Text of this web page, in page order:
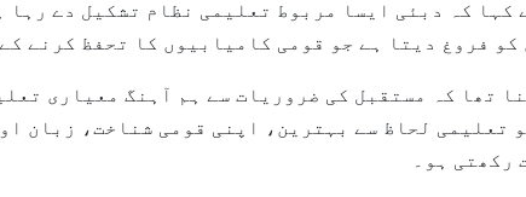
کہا کہ دبئی ایسا مربوط تعلیمی نظام تشکیل دے
کو فروغ دیتا ہے جو قومی کامیابیوں کا تحفظ کرنے
تھا کہ مستقبل کی ضروریات سے ہم آہنگ معیاری
تعلیمی لحاظ سے بہترین، اپنی قومی شناخت، زبان
رکھتی ہو۔